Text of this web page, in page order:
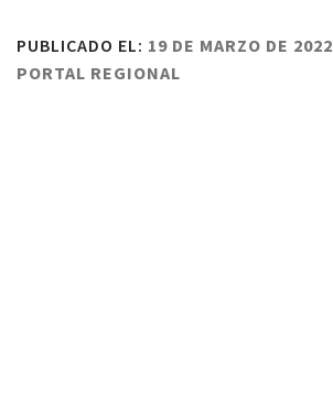
PUBLICADO EL: 19 DE MARZO DE 2022
PORTAL REGIONAL